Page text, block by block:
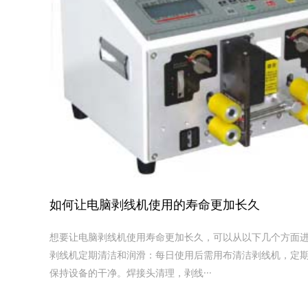
如何让电脑剥线机使用的寿命更加长久
想要让电脑剥线机使用寿命更加长久，可以从以下几个方面
剥线机定期清洁和润滑‌：每日使用后需用布清洁剥线机，定
保持设备的干净。焊接头清理，剥线···